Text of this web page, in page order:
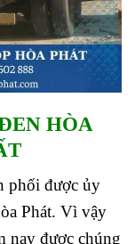
HÒA
phối được ủy
Phát. Vì vậy
nay được chúng